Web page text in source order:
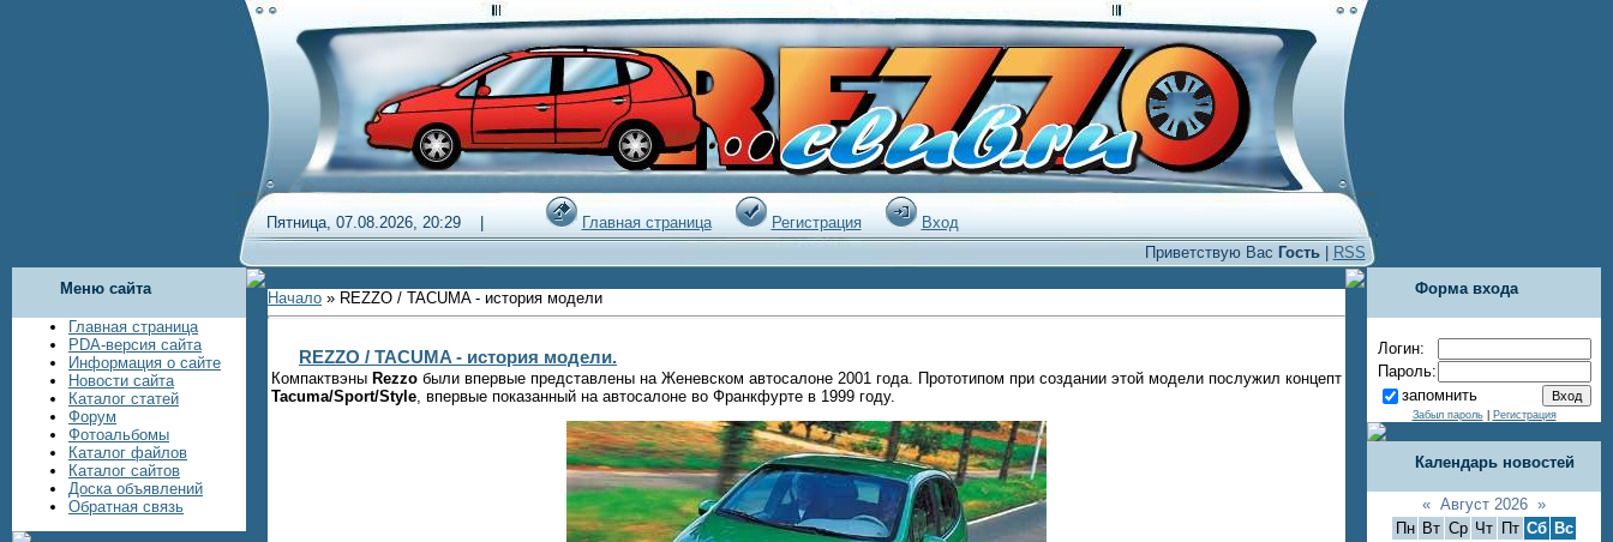
Пятница, 07.08.2026, 20:29 | Главная страница Регистрация
Вход
Приветствую Вас Гость|
RSS
Меню сайта
Главная страница
PDA-версия сайта
Информация о сайте
Новости сайта
Каталог статей
Форум
Фотоальбомы
Каталог файлов
Каталог сайтов
Доска объявлений
Обратная связь
Начало » REZZO / TACUMA - история модели
REZZO / TACUMA - история модели.
Компактвэны Rezzo были впервые представлены на Женевском автосалоне 2001 года. Прототипом при создании этой модели послужил концепт
Tacuma/Sport/Style , впервые показанный на автосалоне во Франкфурте в 1999 году.
Форма входа
Логин:
Пароль:
запомнить
Забыл пароль| Регистрация
Календарь новостей
« Август 2026 »
Пн Вт Ср Чт Пт Сб Вс